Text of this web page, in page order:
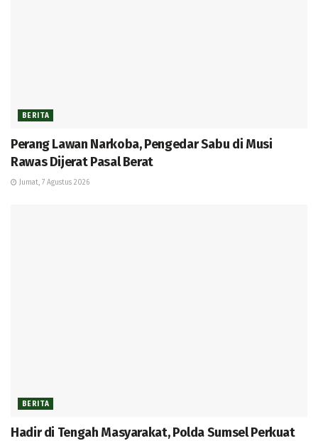
BERITA
Perang Lawan Narkoba, Pengedar Sabu di Musi
Rawas Dijerat Pasal Berat
Jumat, 7 Agustus 2026
BERITA
Hadir di Tengah Masyarakat, Polda Sumsel Perkuat